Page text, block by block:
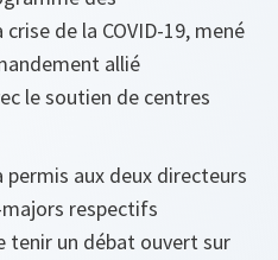
de la COVID-19, mené
allié
le soutien de centres
permis aux deux directeurs
respectifs
tenir un débat ouvert sur